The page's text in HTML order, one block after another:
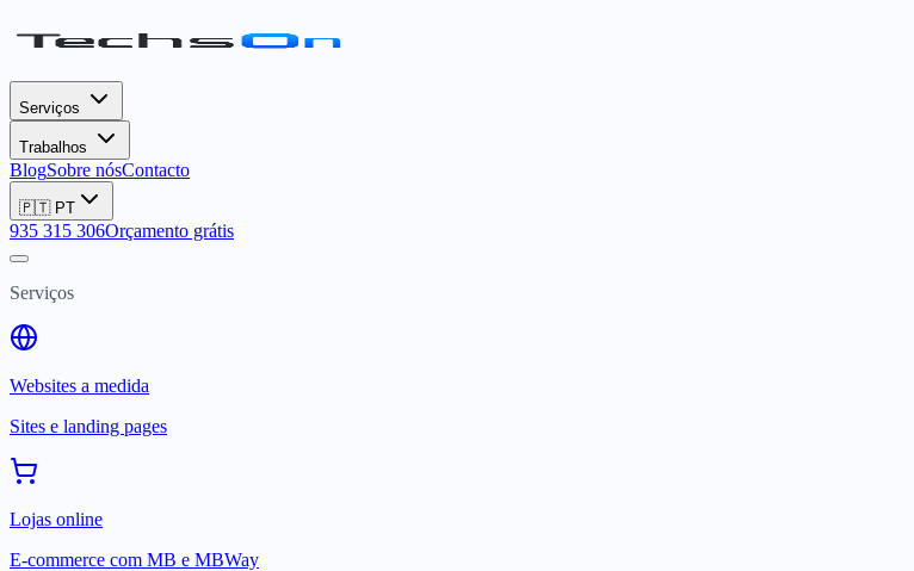
Serviços
Trabalhos
BlogSobre nósContacto
🇵🇹 PT
935 315 306Orçamento grátis
Serviços
Websites a medida
Sites e landing pages
Lojas online
E-commerce com MB e MBWay